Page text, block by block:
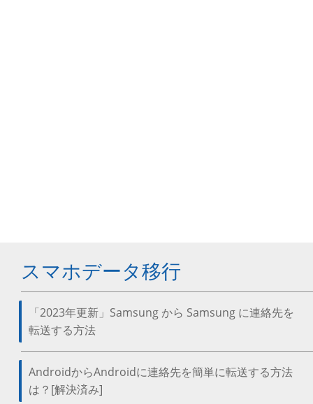
スマホデータ移行
「2023年更新」Samsung から Samsung に連絡先を
転送する方法
AndroidからAndroidに連絡先を簡単に転送する方法
は？[解決済み]